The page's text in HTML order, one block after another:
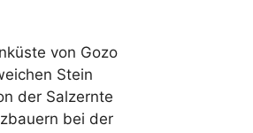
von Gozo
Stein
der Salzernte
bei der